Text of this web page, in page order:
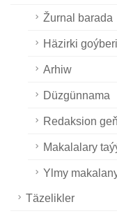
Žurnal barada
Häzirki
Arhiw
Düzgünnama
Redaksion
Makalalary
Ylmy
Täzelikler